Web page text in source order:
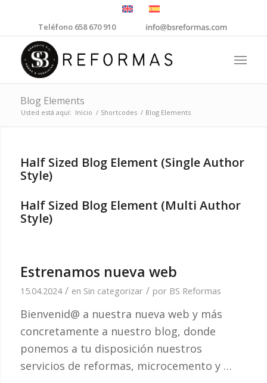
Teléfono 658 670 910
Blog Elements
Usted está aquí: Inicio / Shortcodes / Blog Elements
Half Sized Blog Element (Single Author
Style)
Half Sized Blog Element (Multi Author
Style)
Estrenamos nueva web
15.04.2024 / en Sin categorizar / por BS Reformas
Bienvenid@ a nuestra nueva web y más
concretamente a nuestro blog, donde
ponemos a tu disposición nuestros
servicios de reformas, microcemento y …